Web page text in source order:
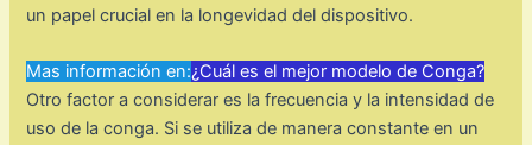
un papel crucial en la longevidad del dispositivo.
Mas información en:¿Cuál es el mejor modelo de Conga?
Otro factor a considerar es la frecuencia y la intensidad de
uso de la conga. Si se utiliza de manera constante en un